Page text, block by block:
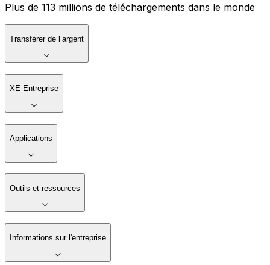
Plus de 113 millions de téléchargements dans le monde
Transférer de l’argent
XE Entreprise
Applications
Outils et ressources
Informations sur l'entreprise